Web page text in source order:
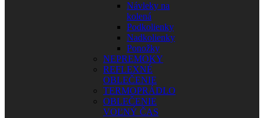
Návleky na
kolená
Podkolienky
Nadkolienky
Ponožky
NEPREMOKY
REFLEXNÉ
OBLEČENIE
TERMOPRÁDLO
OBLEČENIE
VOĽNÝ ČAS